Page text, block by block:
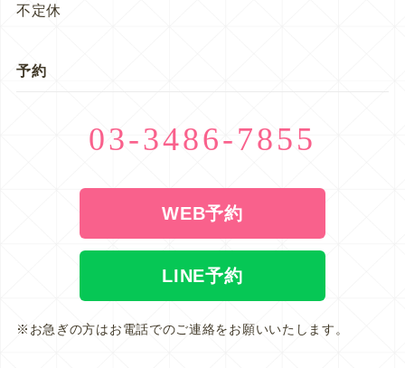
不定休
予約
03-3486-7855
WEB予約
LINE予約
※お急ぎの方はお電話でのご連絡をお願いいたします。